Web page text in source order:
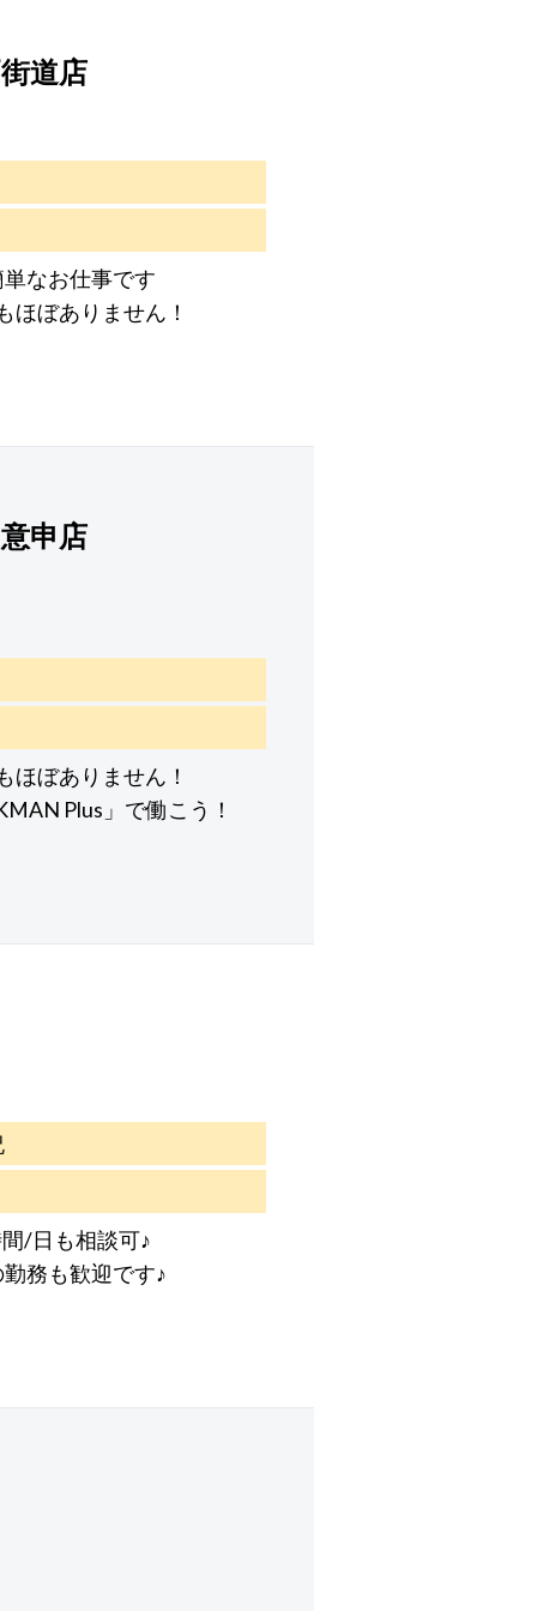
道店
なお仕事です
ほぼありません！
申店
ほぼありません！
Plus」で働こう！
/日も相談可♪
務も歓迎です♪